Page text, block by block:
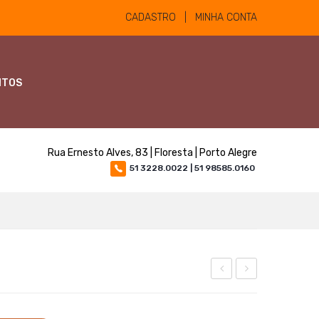
CADASTRO | MINHA CONTA
Rua Ernesto Alves, 83 | Floresta | Porto Alegre
51 3228.0022 | 51 98585.0160